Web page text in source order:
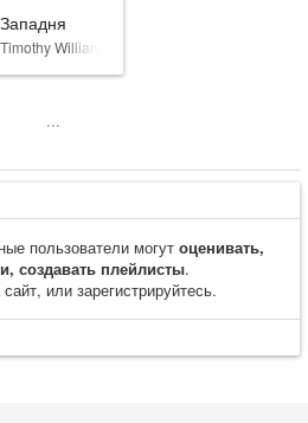
Западня
Timothy Williams
...
пользователи могутоценивать,
создавать плейлисты.
или зарегистрируйтесь.